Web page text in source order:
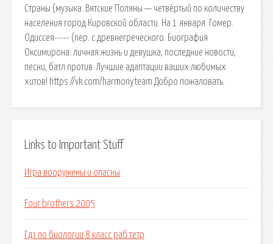
Страны (музыка. Вятские Поляны — четвёртый по количеству
населения город Кировской области. На 1 января. Гомер.
Одиссея----- (пер. с древнегреческого. Биография
Оксимирона: личная жизнь и девушка, последние новости,
песни, батл против. Лучшие адаптации ваших любимых
хитов! https://vk.com/harmonyteam Добро пожаловать.
Links to Important Stuff
Игра вооружены и опасны
Four brothers 2005
Гдз по биологии 8 класс раб тетр